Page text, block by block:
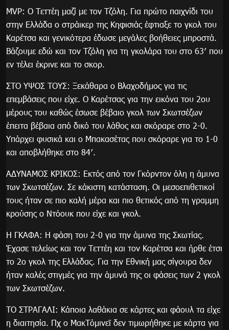
MVP: Ο Τεττέη μαζί με τον Τζόλη. Για πρώτο παιχνίδι του
στην Ελλάδα ο στράικερ της Κηφισιάς έφτιαξε το γκολ του
Καρέτσα και γενικότερα έδωσε μεγάλες βοήθειες μπροστά.
Βάζουμε εδώ και τον Τζόλη για τη γκολάρα του στο 63′ που
εν τέλει έκρινε και το σκορ.
ΣΤΟ ΥΨΟΣ ΤΟΥΣ: Ξεκάθαρα ο Βλαχοδήμος για τις
επεμβάσεις που είχε. Ο Καρέτσας για την εικόνα του 2ου
μέρους του καθώς έσωσε βέβαιο γκολ των Σκωτσέζων
έπειτα βέβαια από δικό του λάθος και σκόραρε στο 2-0.
Υπάρχει φυσικά και ο Μπακασέτας που σκόραρε για το 1-0
και αποβλήθηκε στο 84′.
ΑΔΥΝΑΜΟΣ ΚΡΙΚΟΣ: Εκτός από τον Γκόρντον όλη η άμυνα
των Σκωτσέζων. Σε κάκιστη κατάσταση. Οι μεσοεπιθετικοί
τους ήταν σε πιο καλή μέρα και πιο θετικός από τη γραμμη
κρούσης ο Ντόουκ που είχε και γκολ.
Η ΓΚΑΦΑ: Η φάση του 2-0 για την άμυνα της Σκωτίας.
Έχασε τελείως και τον Τεττέη και τον Καρέτσα και ήρθε έτσι
το 2ο γκολ της Ελλάδας. Για την Εθνική μας σίγουρα δεν
ήταν καλές στιγμές για την άμυνά της οι φάσεις των 2 γκολ
των Σκωτσέζων.
ΤΟ ΣΤΡΑΓΑΛΙ: Κάποια λαθάκια σε κάρτες και φάουλ τα είχε
η διαιτησία. Πχ ο ΜακΤόμινεϊ δεν τιμωρήθηκε με κάρτα για